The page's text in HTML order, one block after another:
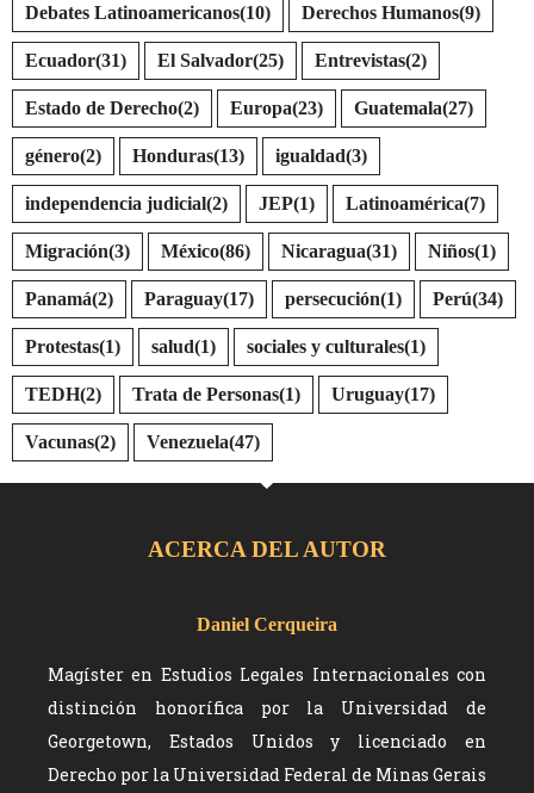
Debates Latinoamericanos(10) Derechos Humanos(9)
Ecuador(31) El Salvador(25) Entrevistas(2)
Estado de Derecho(2) Europa(23) Guatemala(27)
género(2) Honduras(13) igualdad(3)
independencia judicial(2) JEP(1) Latinoamérica(7)
Migración(3) México(86) Nicaragua(31) Niños(1)
Panamá(2) Paraguay(17) persecución(1) Perú(34)
Protestas(1) salud(1) sociales y culturales(1)
TEDH(2) Trata de Personas(1) Uruguay(17)
Vacunas(2) Venezuela(47)
ACERCA DEL AUTOR
Daniel Cerqueira
Magíster en Estudios Legales Internacionales con
distinción honorífica por la Universidad de
Georgetown, Estados Unidos y licenciado en
Derecho por la Universidad Federal de Minas Gerais